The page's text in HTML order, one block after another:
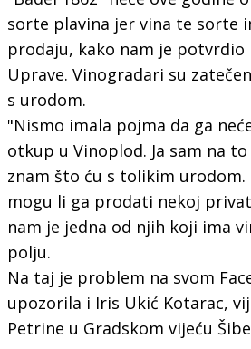
sorte plavina jer vina te sorte
prodaju, kako nam je potvrdio
Uprave. Vinogradari su
s urodom.
"Nismo imala pojma da ga
otkup u Vinoplod. Ja sam na
znam što ću s tolikim
mogu li ga prodati nekoj
nam je jedna od njih koji ima
polju.
Na taj je problem na svom
upozorila i Iris Ukić Kotarac,
Petrine u Gradskom vijeću